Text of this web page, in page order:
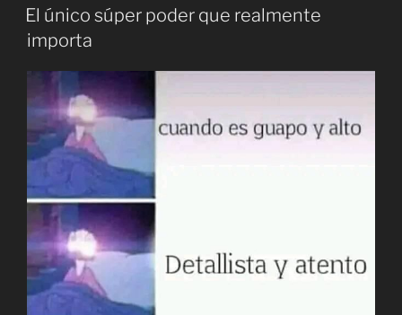
EL
El único súper poder que realmente
importa